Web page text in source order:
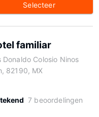
Selecteer
familiar
Colosio Ninos
82190, MX
7 beoordelingen